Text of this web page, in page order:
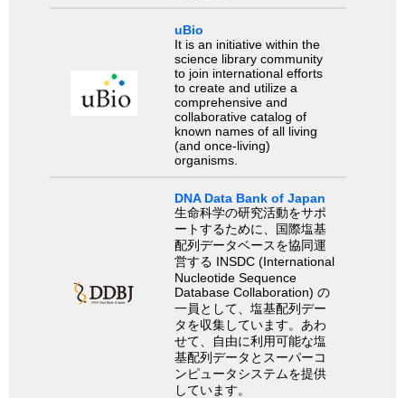
uBio
It is an initiative within the
science library community
to join international efforts
to create and utilize a
comprehensive and
collaborative catalog of
known names of all living
(and once-living)
organisms.
DNA Data Bank of Japan
生命科学の研究活動をサポ
ートするために、国際塩基
配列データベースを協同運
営する INSDC (International
Nucleotide Sequence
Database Collaboration) の
一員として、塩基配列デー
タを収集しています。あわ
せて、自由に利用可能な塩
基配列データとスーパーコ
ンピュータシステムを提供
しています。